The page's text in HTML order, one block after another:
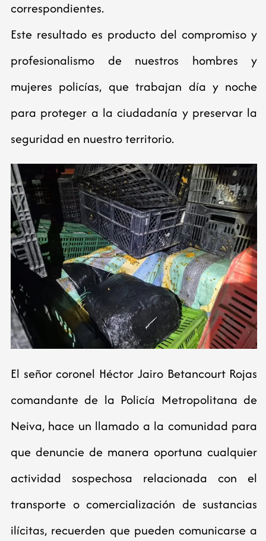
correspondientes.
Este resultado es producto del compromiso y
profesionalismo de nuestros hombres y
mujeres policías, que trabajan día y noche
para proteger a la ciudadanía y preservar la
seguridad en nuestro territorio.
El señor coronel Héctor Jairo Betancourt Rojas
comandante de la Policía Metropolitana de
Neiva, hace un llamado a la comunidad para
que denuncie de manera oportuna cualquier
actividad sospechosa relacionada con el
transporte o comercialización de sustancias
ilícitas, recuerden que pueden comunicarse a